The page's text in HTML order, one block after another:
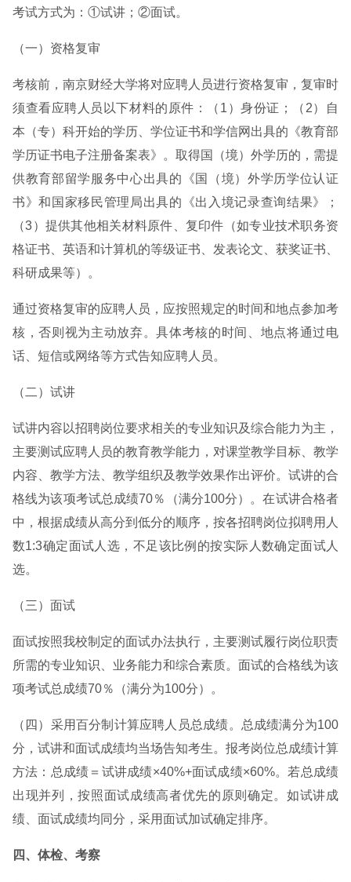
考试方式为：①试讲；②面试。
（一）资格复审
考核前，南京财经大学将对应聘人员进行资格复审，复审时
须查看应聘人员以下材料的原件：（1）身份证；（2）自
本（专）科开始的学历、学位证书和学信网出具的《教育部
学历证书电子注册备案表》。取得国（境）外学历的，需提
供教育部留学服务中心出具的《国（境）外学历学位认证
书》和国家移民管理局出具的《出入境记录查询结果》；
（3）提供其他相关材料原件、复印件（如专业技术职务资
格证书、英语和计算机的等级证书、发表论文、获奖证书、
科研成果等）。
通过资格复审的应聘人员，应按照规定的时间和地点参加考
核，否则视为主动放弃。具体考核的时间、地点将通过电
话、短信或网络等方式告知应聘人员。
（二）试讲
试讲内容以招聘岗位要求相关的专业知识及综合能力为主，
主要测试应聘人员的教育教学能力，对课堂教学目标、教学
内容、教学方法、教学组织及教学效果作出评价。试讲的合
格线为该项考试总成绩70％（满分100分）。在试讲合格者
中，根据成绩从高分到低分的顺序，按各招聘岗位拟聘用人
数1:3确定面试人选，不足该比例的按实际人数确定面试人
选。
（三）面试
面试按照我校制定的面试办法执行，主要测试履行岗位职责
所需的专业知识、业务能力和综合素质。面试的合格线为该
项考试总成绩70％（满分为100分）。
（四）采用百分制计算应聘人员总成绩。总成绩满分为100
分，试讲和面试成绩均当场告知考生。报考岗位总成绩计算
方法：总成绩＝试讲成绩×40%+面试成绩×60%。若总成绩
出现并列，按照面试成绩高者优先的原则确定。如试讲成
绩、面试成绩均同分，采用面试加试确定排序。
四、体检、考察